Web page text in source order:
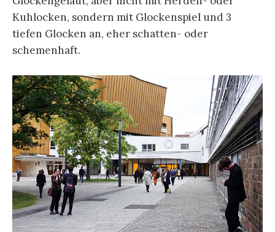
Kuhlocken, sondern mit Glockenspiel und 3
tiefen Glocken an, eher schatten- oder
schemenhaft.